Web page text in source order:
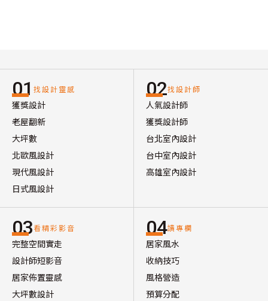
01 找設計靈感
獲獎設計
老屋翻新
大坪數
北歐風設計
現代風設計
日式風設計
02找設計師
人氣設計師
獲獎設計師
台北室內設計
台中室內設計
高雄室內設計
03看精彩影音
完整空間實走
設計師短影音
居家佈置靈感
大坪數設計
04讀專欄
居家風水
收納技巧
風格營造
預算分配